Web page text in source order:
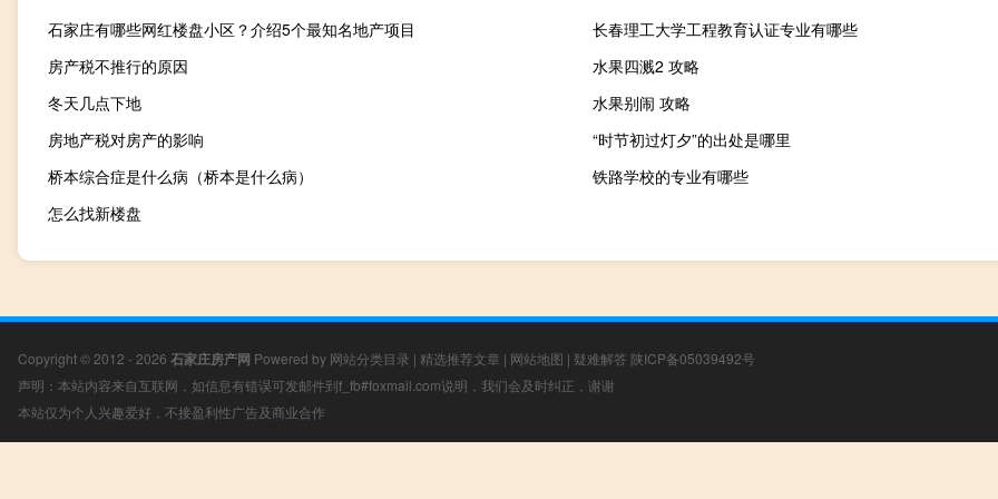
石家庄有哪些网红楼盘小区？介绍5个最知名地产项目
长春理工大学工程教育认证专业有哪些
房产税不推行的原因
水果四溅2 攻略
冬天几点下地
水果别闹 攻略
房地产税对房产的影响
“时节初过灯夕”的出处是哪里
桥本综合症是什么病（桥本是什么病）
铁路学校的专业有哪些
怎么找新楼盘
Copyright © 2012 - 2026 石家庄房产网 Powered by 网站分类目录 | 精选推荐文章 | 网站地图 | 疑难解答 陕ICP备05039492号
声明：本站内容来自互联网，如信息有错误可发邮件到f_fb#foxmail.com说明，我们会及时纠正，谢谢
本站仅为个人兴趣爱好，不接盈利性广告及商业合作